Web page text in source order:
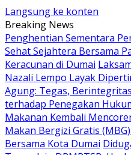
Langsung ke konten
Breaking News
Penghentian Sementara
Sehat Sejahtera Bersama
Keracunan di Dumai
Nazali Lempo Layak
Agung: Tegas,
terhadap Penegakan
Makanan Kembali
Makan Bergizi Gratis
Bersama Kota Dumai